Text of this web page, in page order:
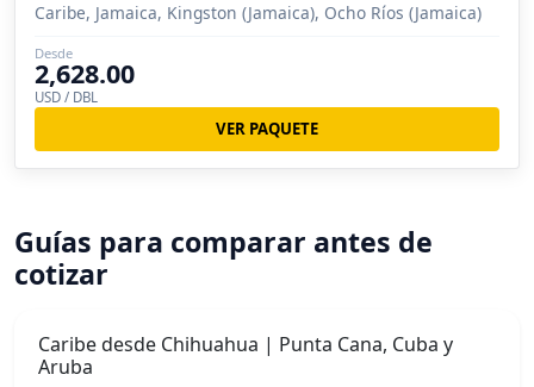
Caribe, Jamaica, Kingston (Jamaica), Ocho Ríos (Jamaica)
Desde
2,628.00
USD / DBL
VER PAQUETE
Guías para comparar antes de
cotizar
Caribe desde Chihuahua | Punta Cana, Cuba y
Aruba